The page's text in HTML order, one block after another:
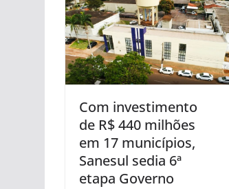
Com investimento
de R$ 440 milhões
em 17 municípios,
Sanesul sedia 6ª
etapa Governo